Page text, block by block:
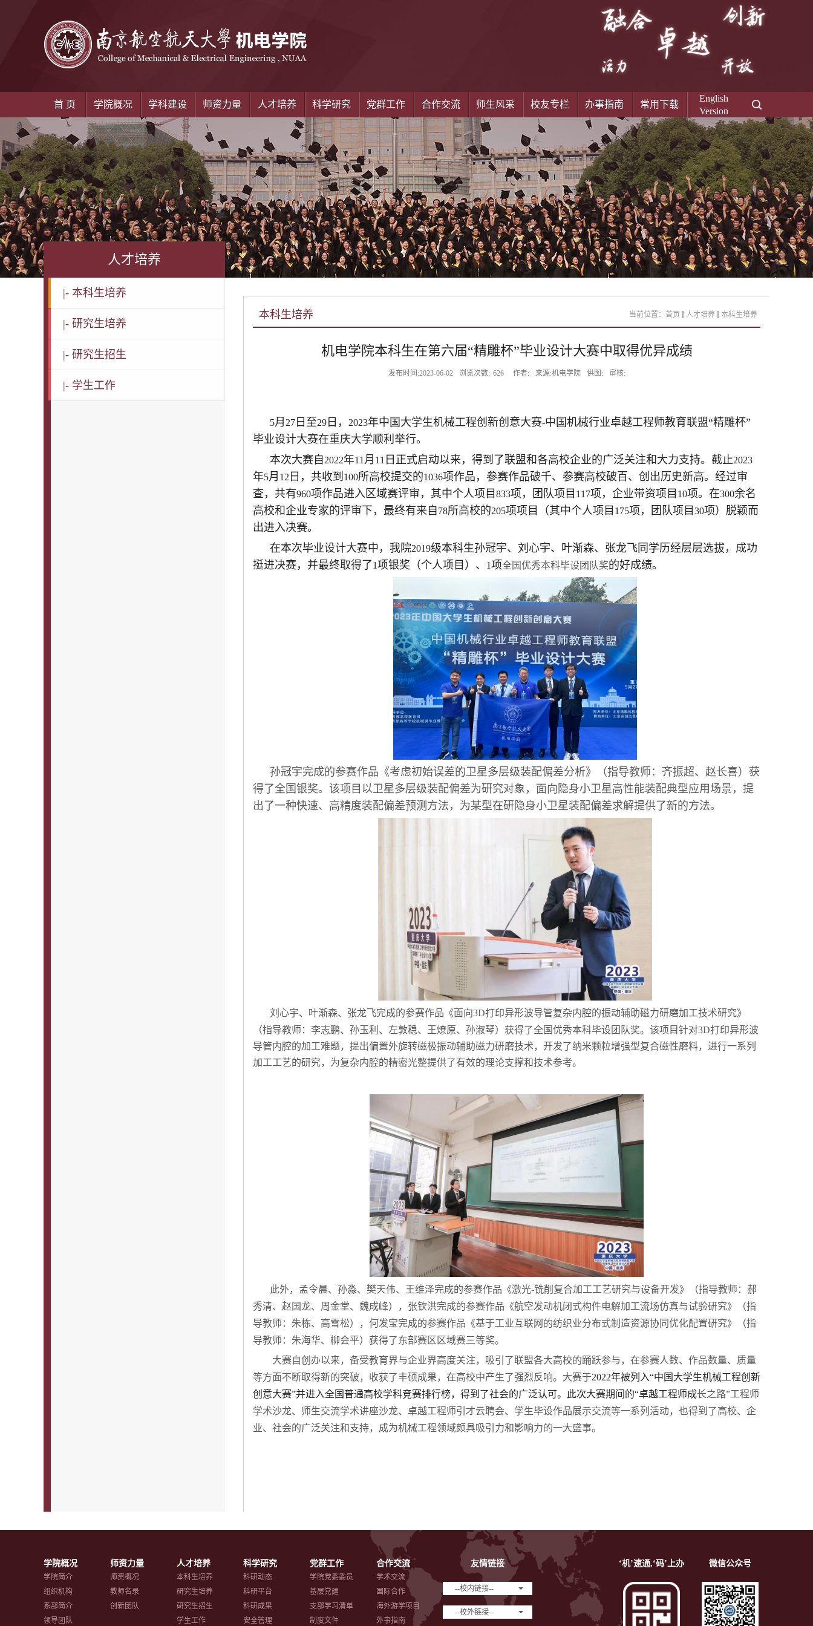
首 页 学院概况 学科建设 师资力量 人才培养 科学研究 党群工作 合作交流 师生风采 校友专栏 办事指南 常用下载
English
Version
人才培养
|- 本科生培养
|- 研究生培养
|- 研究生招生
|- 学生工作
本科生培养 当前位置： 首页 人才培养 本科生培养
机电学院本科生在第六届“精雕杯”毕业设计大赛中取得优异成绩
发布时间:2023-06-02 浏览次数: 626 作者: 来源:机电学院 供图: 审核:
5月 27日至29日， 2023年中国大学生机械工程创新创意大赛-中国机械行业卓越工程师教育联盟“精雕杯”
毕业设计大赛在重庆大学顺利举行。
本次大赛自 2022年11 月 11 日正式启动以来，得到了联盟和各高校企业的广泛关注和大力支持。截止2023
年5月 12 日，共收到 100所高校提交的1036项作品，参赛作品破千、参赛高校破百、创出历史新高。经过审
查，共有960项作品进入区域赛评审，其中个人项目 833项，团队项目 117项，企业带资项目 10项。在300余名
高校和企业专家的评审下，最终有来自 78所高校的205项项目（其中个人项目 175项，团队项目 30项）脱颖而
出进入决赛。
在本次毕业设计大赛中，我院2019级本科生孙冠宇、刘心宇、叶渐森、张龙飞同学历经层层选拔，成功
挺进决赛，并最终取得了1项银奖（个人项目）、 1项全国优秀本科毕设团队奖的好成绩。
孙冠宇完成的参赛作品《考虑初始误差的卫星多层级装配偏差分析》（指导教师：齐振超、赵长喜）获
得了全国银奖。该项目以卫星多层级装配偏差为研究对象，面向隐身小卫星高性能装配典型应用场景，提
出了一种快速、高精度装配偏差预测方法，为某型在研隐身小卫星装配偏差求解提供了新的方法。
刘心宇、叶渐森、张龙飞完成的参赛作品《面向3D打印异形波导管复杂内腔的振动辅助磁力研磨加工技术研究》
（指导教师：李志鹏、孙玉利、左敦稳、王燎原、孙淑琴）获得了全国优秀本科毕设团队奖。该项目针对3D打印异形波
导管内腔的加工难题，提出偏置外旋转磁极振动辅助磁力研磨技术，开发了纳米颗粒增强型复合磁性磨料，进行一系列
加工工艺的研究，为复杂内腔的精密光整提供了有效的理论支撑和技术参考。
此外，孟令晨、孙淼、樊天伟、王维泽完成的参赛作品《激光-铣削复合加工工艺研究与设备开发》（指导教师：郝
秀清、赵国龙、周金堂、魏成峰），张钦洪完成的参赛作品《航空发动机闭式构件电解加工流场仿真与试验研究》（指
导教师：朱栋、高雪松），何发宝完成的参赛作品《基于工业互联网的纺织业分布式制造资源协同优化配置研究》（指
导教师：朱海华、柳会平） 获得了东部赛区区域赛三等奖。
大赛自创办以来，备受教育界与企业界高度关注，吸引了联盟各大高校的踊跃参与，在参赛人数、作品数量、质量
等方面不断取得新的突破，收获了丰硕成果，在高校中产生了强烈反响。大赛于2022年被列入“中国大学生机械工程创新
创意大赛”并进入全国普通高校学科竞赛排行榜，得到了社会的广泛认可。此次大赛期间的“卓越工程师成⻓之路”工程师
学术沙龙、师生交流学术讲座沙龙、卓越工程师引才云聘会、学生毕设作品展示交流等一系列活动，也得到了高校、企
业、社会的广泛关注和支持，成为机械工程领域颇具吸引力和影响力的一大盛事。
学院概况
学院简介
组织机构
系部简介
领导团队
师资力量
师资概况
教师名录
创新团队
人才培养
本科生培养
研究生培养
研究生招生
学生工作
科学研究
科研动态
科研平台
科研成果
安全管理
党群工作
学院党委委员
基层党建
支部学习清单
制度文件
合作交流
学术交流
国际合作
海外游学项目
外事指南
友情链接
--校内链接--
--校外链接--
微信公众号
‘机’速通,‘码’上办